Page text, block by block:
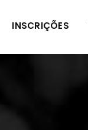
INSCRIÇÕES